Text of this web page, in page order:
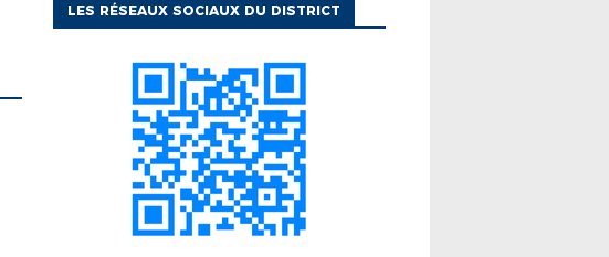
LES RÉSEAUX SOCIAUX DU DISTRICT